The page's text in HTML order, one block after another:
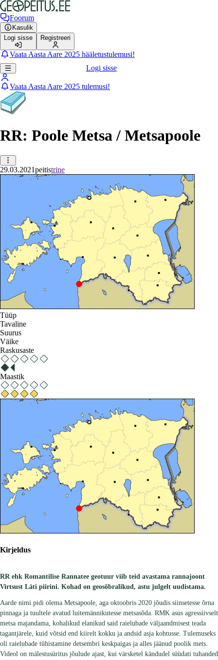
Foorum
Kasulik
Logi sisse
Registreeri
Vaata Aasta Aare 2025 hääletustulemusi!
Logi sisse
Vaata Aasta Aare 2025 tulemusi!
RR: Poole Metsa / Metsapoole
29.03.2021peitistrine
Tüüp
Tavaline
Suurus
Väike
Raskusaste
Maastik
Kirjeldus
RR ehk Romantilise Rannatee geotuur viib teid avastama rannajoont
Virtsust Läti piirini. Kohad on geosõbralikud, astu julgelt uudistama.
Aarde nimi pidi olema Metsapoole, aga oktoobris 2020 jõudis siinsetesse õrna
pinnaga ja tuultele avatud luitemännikutesse metsasõda. RMK asus agressiivselt
metsa majandama, kohalikud elanikud said raielubade väljaandmisest teada
tagantjärele, kuid võtsid end kiirelt kokku ja andsid asja kohtusse. Tulemuseks
oli raielubade tühistamine detsembri keskpaigas ja alles jäänud poolik mets.
Videol on mälestusüritus jõulude ajast, kui värsketel kändudel süüdati tuhanded